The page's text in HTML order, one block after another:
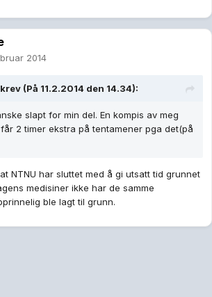
2014
(På 11.2.2014 den 14.34):
slapt for min del. En kompis av meg
2 timer ekstra på tentamener pga det(på
NTNU har sluttet med å gi utsatt tid grunnet
medisiner ikke har de samme
ble lagt til grunn.